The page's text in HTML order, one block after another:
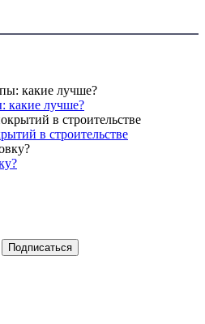
какие лучше?
в строительстве
Подписаться